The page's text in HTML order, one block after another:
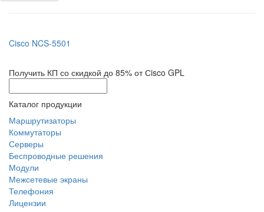
Cisco NCS-5501
Получить КП со скидкой до 85% от Сisco GPL
Каталог продукции
Маршрутизаторы
Коммутаторы
Серверы
Беспроводные решения
Модули
Межсетевые экраны
Телефония
Лицензии